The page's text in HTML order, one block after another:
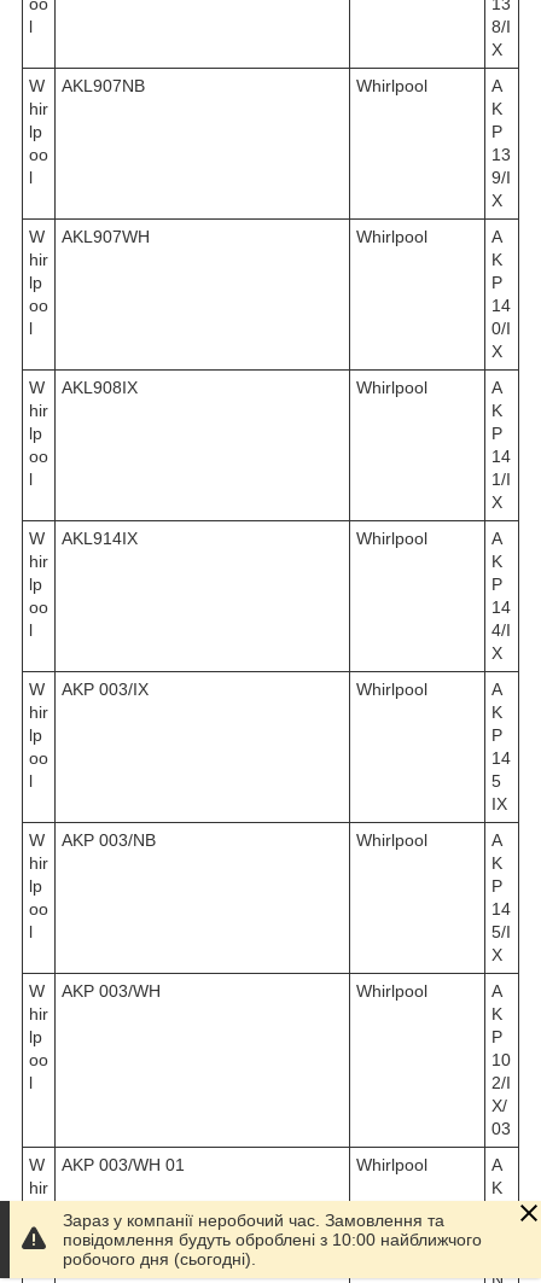
l
8/I
X
W
hir
lp
oo
l
AKL907NB Whirlpool
A
K
P
13
9/I
X
W
hir
lp
oo
l
AKL907WH Whirlpool
A
K
P
14
0/I
X
W
hir
lp
oo
l
AKL908IX Whirlpool
A
K
P
14
1/I
X
W
hir
lp
oo
l
AKL914IX Whirlpool
A
K
P
14
4/I
X
W
hir
lp
oo
l
AKP 003/IX Whirlpool
A
K
P
14
5
IX
W
hir
lp
oo
l
AKP 003/NB Whirlpool
A
K
P
14
5/I
X
W
hir
lp
oo
l
AKP 003/WH Whirlpool
A
K
P
10
2/I
X/
03
W
hir
oo
AKP 003/WH 01 Whirlpool
A
K
N
Зараз у компанії неробочий час. Замовлення та
повідомлення будуть оброблені з 10:00 найближчого
робочого дня (сьогодні).